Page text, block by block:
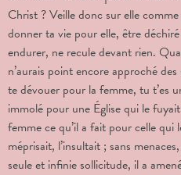
Christ ? Veille donc sur elle
donner ta vie pour elle, être
endurer, ne recule devant rien.
n’aurais point encore approché
te dévouer pour la femme, tu t’es
immolé pour une Église qui le
femme ce qu’il a fait pour celle qui
méprisait, l’insultait ; sans
seule et infinie sollicitude, il a